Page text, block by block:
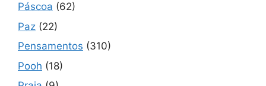
Páscoa (62)
Paz (22)
Pensamentos (310)
Pooh (18)